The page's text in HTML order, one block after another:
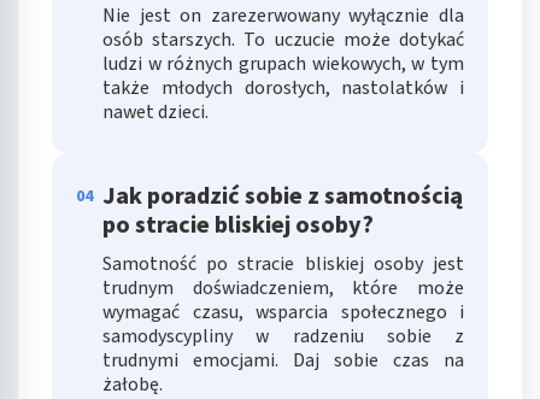
Nie jest on zarezerwowany wyłącznie dla
osób starszych. To uczucie może dotykać
ludzi w różnych grupach wiekowych, w tym
także młodych dorosłych, nastolatków i
nawet dzieci.
04 Jak poradzić sobie z samotnością
po stracie bliskiej osoby?
Samotność po stracie bliskiej osoby jest
trudnym doświadczeniem, które może
wymagać czasu, wsparcia społecznego i
samodyscypliny w radzeniu sobie z
trudnymi emocjami. Daj sobie czas na
żałobę.